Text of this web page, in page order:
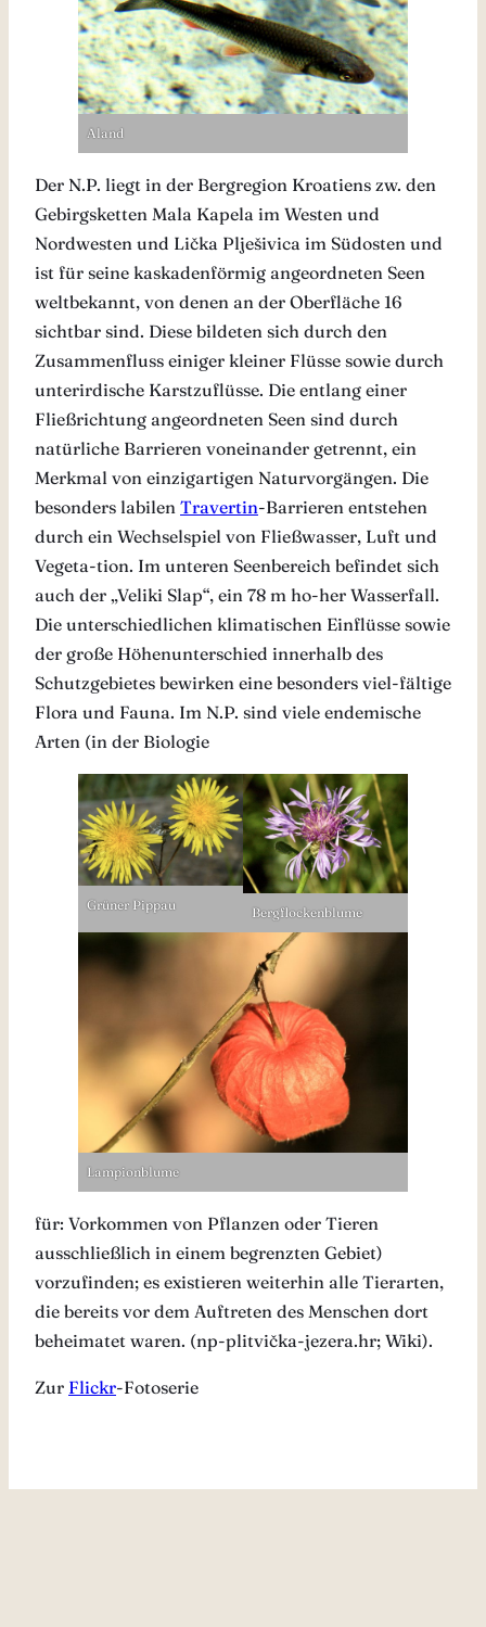
Aland
Der N.P. liegt in der Bergregion Kroatiens zw. den
Gebirgsketten Mala Kapela im Westen und
Nordwesten und Lička Plješivica im Südosten und
ist für seine kaskadenförmig angeordneten Seen
weltbekannt, von denen an der Oberfläche 16
sichtbar sind. Diese bildeten sich durch den
Zusammenfluss einiger kleiner Flüsse sowie durch
unterirdische Karstzuflüsse. Die entlang einer
Fließrichtung angeordneten Seen sind durch
natürliche Barrieren voneinander getrennt, ein
Merkmal von einzigartigen Naturvorgängen. Die
besonders labilen Travertin-Barrieren entstehen
durch ein Wechselspiel von Fließwasser, Luft und
Vegeta-tion. Im unteren Seenbereich befindet sich
auch der „Veliki Slap“, ein 78 m ho-her Wasserfall.
Die unterschiedlichen klimatischen Einflüsse sowie
der große Höhenunterschied innerhalb des
Schutzgebietes bewirken eine besonders viel-fältige
Flora und Fauna. Im N.P. sind viele endemische
Arten (in der Biologie
Grüner Pippau Bergflockenblume
Lampionblume
für: Vorkommen von Pflanzen oder Tieren
ausschließlich in einem begrenzten Gebiet)
vorzufinden; es existieren weiterhin alle Tierarten,
die bereits vor dem Auftreten des Menschen dort
beheimatet waren. (np-plitvička-jezera.hr; Wiki).
Zur Flickr-Fotoserie